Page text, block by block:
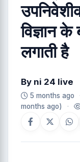
विज्ञान
लगाती है
By ni 24 live
5 months ago
months ago)
·